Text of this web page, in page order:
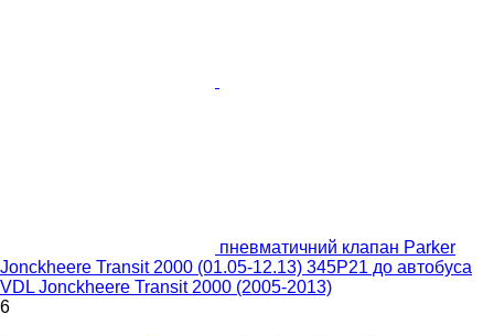
пневматичний клапан Parker
Jonckheere Transit 2000 (01.05-12.13) 345P21 до автобуса
VDL Jonckheere Transit 2000 (2005-2013)
6